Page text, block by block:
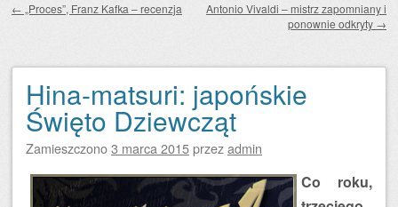
← „Proces”, Franz Kafka – recenzja
Antonio Vivaldi – mistrz zapomniany i
ponownie odkryty →
Hina-matsuri: japońskie
Święto Dziewcząt
Zamieszczono3 marca 2015przezadmin
Co roku,